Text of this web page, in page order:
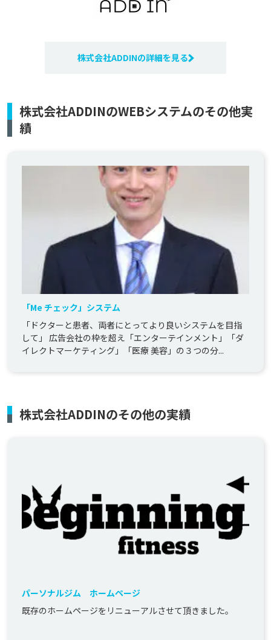
株式会社ADDINの詳細を見る
株式会社ADDINのWEBシステムのその他実
績
「Me チェック」システム
「ドクターと患者、両者にとってより良いシステムを目指
して」 広告会社の枠を超え「エンターテインメント」「ダ
イレクトマーケティング」「医療 美容」の３つの分...
株式会社ADDINのその他の実績
パーソナルジム ホームページ
既存のホームページをリニューアルさせて頂きました。